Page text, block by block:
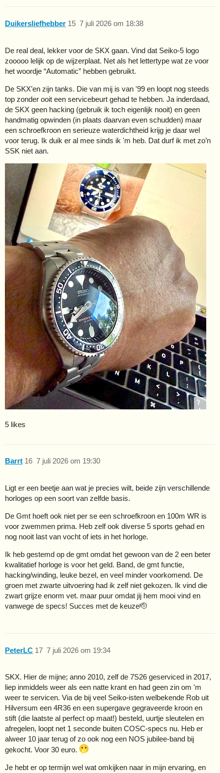
Duikersliefhebber 7 juli 2026 om 18:38
15
De real deal, lekker voor de SKX gaan. Vind dat Seiko-5 logo
zooooo lelijk op de wijzerplaat. Net als het lettertype wat ze voor
het woordje “Automatic” hebben gebruikt.
De SKX’en zijn tanks. Die van mij is van '99 en loopt nog steeds
top zonder ooit een servicebeurt gehad te hebben. Ja inderdaad,
de SKX geen hacking (gebruik ik toch eigenlijk nooit) en geen
handmatig opwinden (in plaats daarvan even schudden) maar
een schroefkroon en serieuze waterdichtheid krijg je daar wel
voor terug. Ik duik er al mee sinds ik 'm heb. Dat durf ik met zo’n
SSK niet aan.
5 likes
Barrt 7 juli 2026 om 19:30
16
Ligt er een beetje aan wat je precies wilt, beide zijn verschillende
horloges op een soort van zelfde basis.
De Gmt hoeft ook niet per se een schroefkroon en 100m WR is
voor zwemmen prima. Heb zelf ook diverse 5 sports gehad en
nog nooit last van vocht of iets in het horloge.
Ik heb gestemd op de gmt omdat het gewoon van de 2 een beter
kwalitatief horloge is voor het geld. Band, de gmt functie,
hacking/winding, leuke bezel, en veel minder voorkomend. De
groen met zwarte uitvoering had ik zelf niet gekozen. Ik vind die
zwart grijze enorm vet. maar puur omdat jij hem mooi vind en
vanwege de specs! Succes met de keuze🫡
PeterLC 7 juli 2026 om 19:34
17
SKX. Hier de mijne; anno 2010, zelf de 7S26 geserviced in 2017,
liep inmiddels weer als een natte krant en had geen zin om 'm
weer te servicen. Via de bij veel Seiko-isten welbekende Rob uit
Hilversum een 4R36 en een supergave gegraveerde kroon en
stift (die laatste al perfect op maat!) besteld, uurtje sleutelen en
afregelen, loopt net 1 seconde buiten COSC-specs nu. Heb er
alweer 10 jaar terug of zo ook nog een NOS jubilee-band bij
gekocht. Voor 30 euro.
Je hebt er op termijn wel wat omkijken naar in mijn ervaring, en